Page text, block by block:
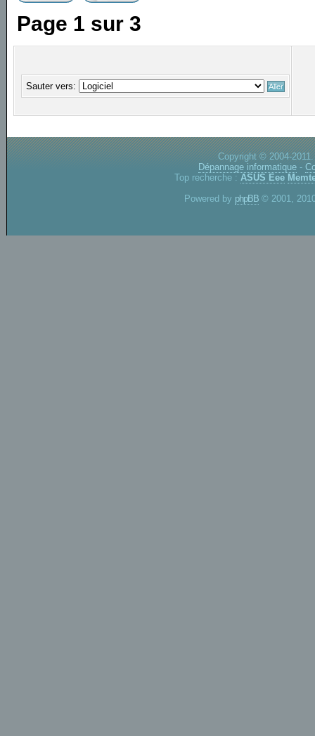
Page 1 sur3
Sauter vers:
Copyright © 2004-
Dépannage informatique -
Top recherche : ASUS Eee
Powered by phpBB © 2001,